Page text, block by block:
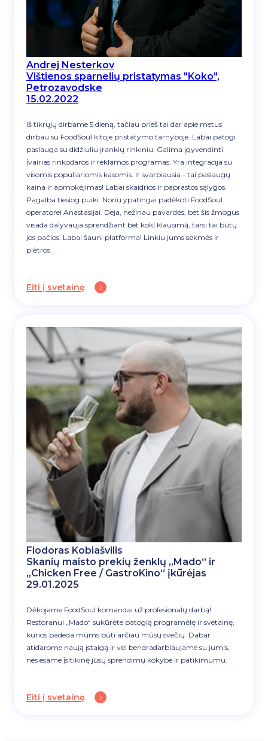
Andrej Nesterkov
Vištienos sparnelių pristatymas "Koko",
Petrozavodske
15.02.2022
Iš tikrųjų dirbame 5 dieną, tačiau prieš tai dar apie metus
dirbau su FoodSoul kitoje pristatymo tarnyboje. Labai patogi
paslauga su didžiuliu įrankių rinkiniu. Galima įgyvendinti
įvairias rinkodaros ir reklamos programas. Yra integracija su
visomis populiariomis kasomis. Ir svarbiausia - tai paslaugų
kaina ir apmokėjimas! Labai skaidrios ir paprastos sąlygos.
Pagalba tiesiog puiki. Noriu ypatingai padėkoti FoodSoul
operatorei Anastasijai. Deja, nežinau pavardės, bet šis žmogus
visada dalyvauja sprendžiant bet kokį klausimą, tarsi tai būtų
jos pačios. Labai šauni platforma! Linkiu jums sėkmės ir
plėtros.
Eiti į svetainę
Fiodoras Kobiašvilis
Skanių maisto prekių ženklų „Mado“ ir
„Chicken Free / GastroKino“ įkūrėjas
29.01.2025
Dėkojame FoodSoul komandai už profesionalų darbą!
Restoranui „Mado“ sukūrėte patogią programėlę ir svetainę,
kurios padeda mums būti arčiau mūsų svečių. Dabar
atidarome naują įstaigą ir vėl bendradarbiaujame su jumis,
nes esame įsitikinę jūsų sprendimų kokybe ir patikimumu.
Eiti į svetainę